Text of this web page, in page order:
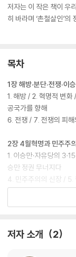
저자는 이 작은 책이 우
히 바라며 ‘촌철살인’
목차
1장 해방·분단·전쟁·이
1. 해방 / 2. 혁명적 변
공국가를 향해
6. 전쟁 / 7. 전쟁의 피
2장 4월혁명과 민주주
1. 이승만·자유당의
승만 정권 무너지다
4. 민주주의의 신장 / 5.
3장 박정희 군부정권과
4. 한·일회담 반대운동 /
저자 소개 2